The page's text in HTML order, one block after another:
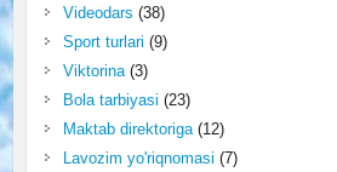
Videodars (38)
Sport turlari (9)
Viktorina(3)
Bola tarbiyasi (23)
Maktab direktoriga(12)
Lavozim yo'riqnomasi (7)